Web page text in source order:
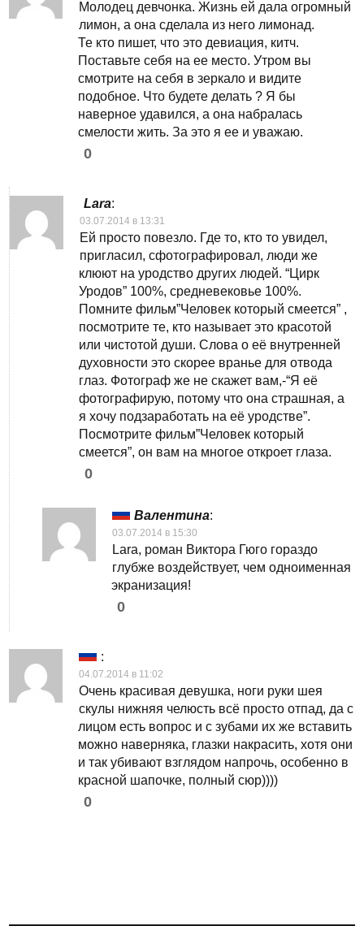
Молодец девчонка. Жизнь ей дала огромный
лимон, а она сделала из него лимонад.
Те кто пишет, что это девиация, китч.
Поставьте себя на ее место. Утром вы
смотрите на себя в зеркало и видите
подобное. Что будете делать ? Я бы
наверное удавился, а она набралась
смелости жить. За это я ее и уважаю.
0
Lara:
03.07.2014 в 13:31
Ей просто повезло. Где то, кто то увидел,
пригласил, сфотографировал, люди же
клюют на уродство других людей. “Цирк
Уродов” 100%, средневековье 100%.
Помните фильм”Человек который смеется” ,
посмотрите те, кто называет это красотой
или чистотой души. Слова о её внутренней
духовности это скорее вранье для отвода
глаз. Фотограф же не скажет вам,-“Я её
фотографирую, потому что она страшная, а
я хочу подзаработать на её уродстве”.
Посмотрите фильм”Человек который
смеется”, он вам на многое откроет глаза.
0
Валентина:
03.07.2014 в 15:30
Lara, роман Виктора Гюго гораздо
глубже воздействует, чем одноименная
экранизация!
0
:
04.07.2014 в 11:02
Очень красивая девушка, ноги руки шея
скулы нижняя челюсть всё просто отпад, да с
лицом есть вопрос и с зубами их же вставить
можно наверняка, глазки накрасить, хотя они
и так убивают взглядом напрочь, особенно в
красной шапочке, полный сюр))))
0